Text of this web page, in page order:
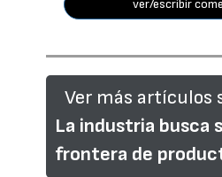
ver/escribir
Ver más artículos
La industria busca
frontera de